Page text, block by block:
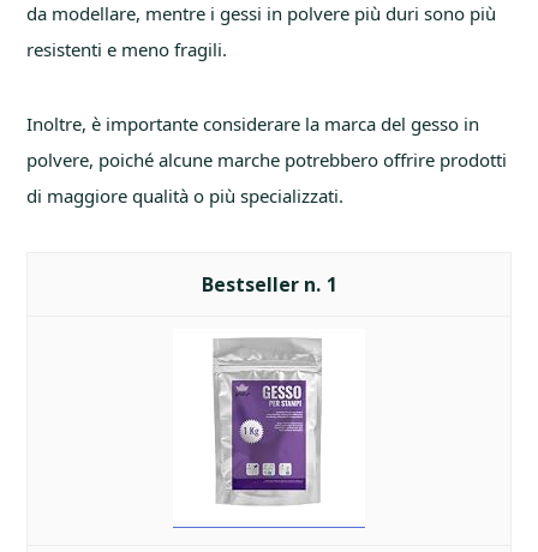
da modellare, mentre i gessi in polvere più duri sono più
resistenti e meno fragili.
Inoltre, è importante considerare la marca del gesso in
polvere, poiché alcune marche potrebbero offrire prodotti
di maggiore qualità o più specializzati.
1